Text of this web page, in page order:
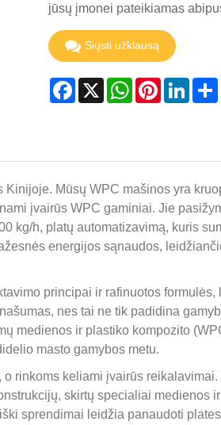
jūsų įmonei pateikiamas
Siųsti užklausą
Facebook
X WhatsApp
Pinterest
Mūsų WPC mašinos yra
įvairūs WPC gaminiai. Jie
kg/h, platų automatizavimą, kuris
energijos sąnaudos,
principai ir rafinuotos
nes tai ne tik padidina
medienos ir plastiko kompozito
masto gamybos metu.
rinkoms keliami įvairūs
skirtų specialiai medienos
sprendimai leidžia panaudoti